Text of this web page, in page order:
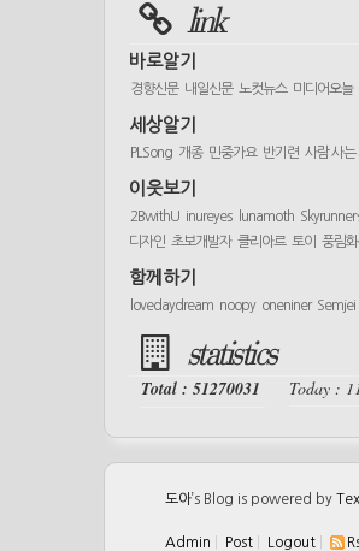
link
바로알기
경향신문 내일신문 노컷뉴스 미디어오늘
세상알기
PLSong 개종 민중가요 반기련 사람 사는
이웃보기
2BwithU inureyes lunamoth
디자인 초보개발자 클리아르 토이 풍림
함께하기
lovedaydream noopy oneniner Semjei
statistics
Total : 51270031 Today :
도아’s Blog is powered by
Admin Post Logout